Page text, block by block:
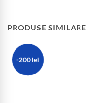
PRODUSE SIMILARE
-200 lei